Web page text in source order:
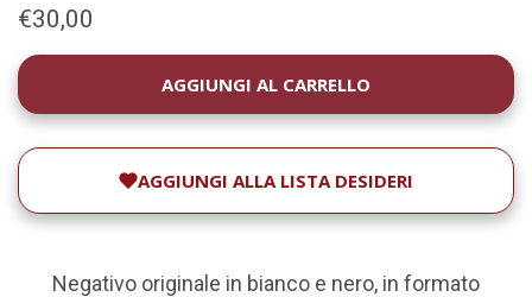
€30,00
DISPONIBILITÀ
ATTUALE:
AGGIUNGI ALLA LISTA DESIDERI
Negativo originale in bianco e nero, in formato